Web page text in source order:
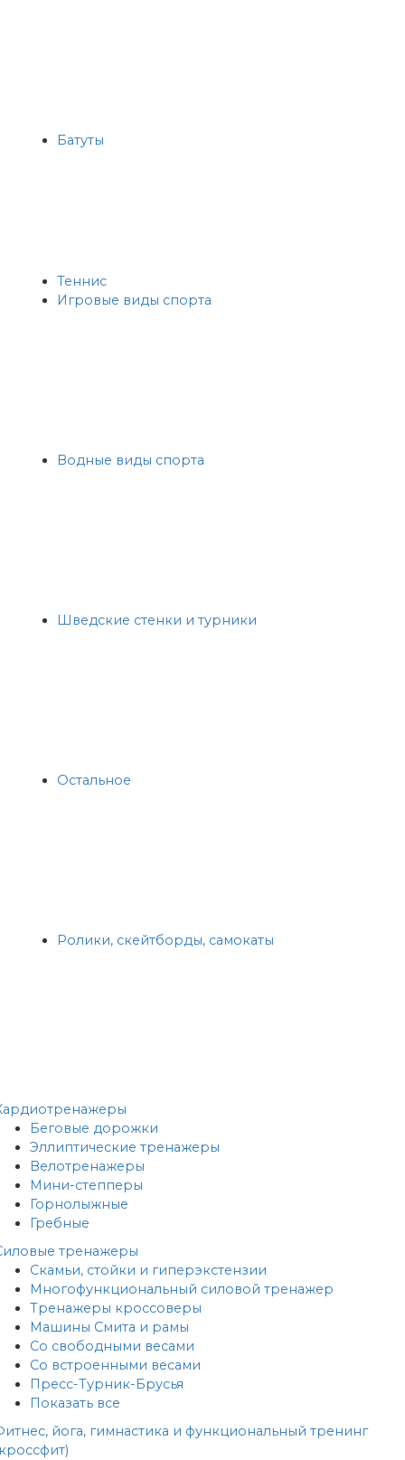
Батуты
Теннис
Игровые виды спорта
Водные виды спорта
Шведские стенки и турники
Остальное
Ролики, скейтборды, самокаты
Беговые дорожки
Эллиптические тренажеры
Велотренажеры
Мини-степперы
Горнолыжные
Гребные
тренажеры
Скамьи, стойки и гиперэкстензии
Многофункциональный силовой тренажер
Тренажеры кроссоверы
Машины Смита и рамы
Со свободными весами
Со встроенными весами
Пресс-Турник-Брусья
Показать все
йога, гимнастика и функциональный тренинг